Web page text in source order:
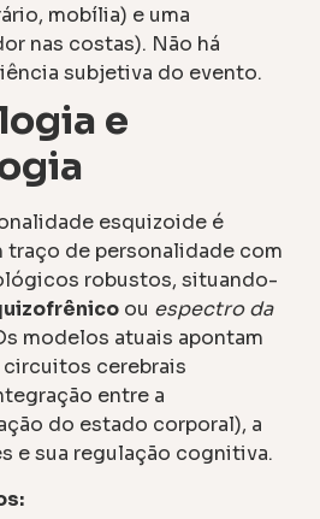
mobília) e uma
nas costas). Não há
subjetiva do evento.
e
esquizoide é
traço de personalidade com
robustos, situando-
ou espectro da
modelos atuais apontam
cerebrais
entre a
do estado corporal), a
e sua regulação cognitiva.